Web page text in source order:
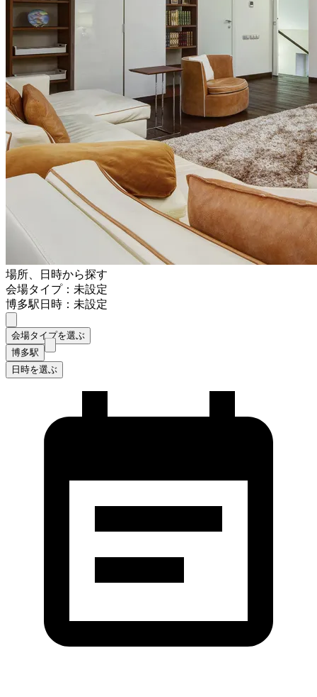
場所、日時から探す
会場タイプ：未設定
博多駅日時：未設定
会場タイプを選ぶ
博多駅
日時を選ぶ